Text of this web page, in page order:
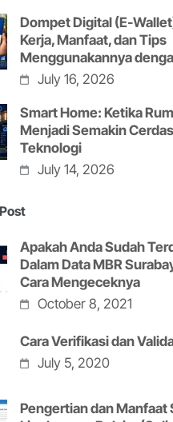
Dompet Digital (E-
Kerja, Manfaat, dan Tips
Menggunakannya
July 16, 2026
Smart Home: Ketika
Menjadi Semakin
Teknologi
July 14, 2026
Apakah Anda Sudah
Dalam Data MBR
Cara Mengeceknya
October 8, 2021
Cara Verifikasi dan
July 5, 2020
Pengertian dan Manfaat